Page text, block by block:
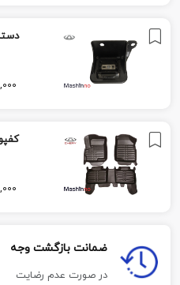
ضمانت بازگشت وجه
در صورت عدم رضایت